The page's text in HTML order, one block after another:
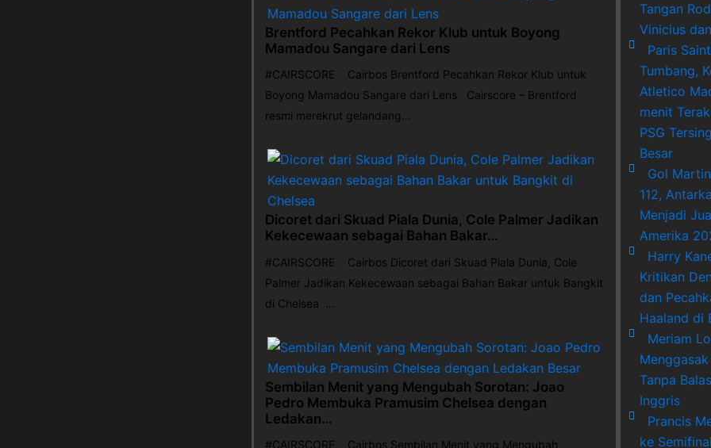
Brentford Pecahkan Rekor Klub untuk Boyong
Mamadou Sangare dari Lens
#CAIRSCORE Cairbos Brentford Pecahkan Rekor Klub untuk
Boyong Mamadou Sangare dari Lens Cairscore – Brentford
resmi merekrut gelandang…
Dicoret dari Skuad Piala Dunia, Cole Palmer Jadikan
Kekecewaan sebagai Bahan Bakar…
#CAIRSCORE Cairbos Dicoret dari Skuad Piala Dunia, Cole
Palmer Jadikan Kekecewaan sebagai Bahan Bakar untuk Bangkit
di Chelsea …
Sembilan Menit yang Mengubah Sorotan: Joao
Pedro Membuka Pramusim Chelsea dengan
Ledakan…
#CAIRSCORE Cairbos Sembilan Menit yang Mengubah
Tangan
Vinicius
Paris
Tumbang,
Atletico
menit
PSG
Besar
Gol
112,
Menjadi
Amerika
Harry
Kritikan
dan
Haaland di
Meriam
Tanpa
Inggris
Prancis
ke